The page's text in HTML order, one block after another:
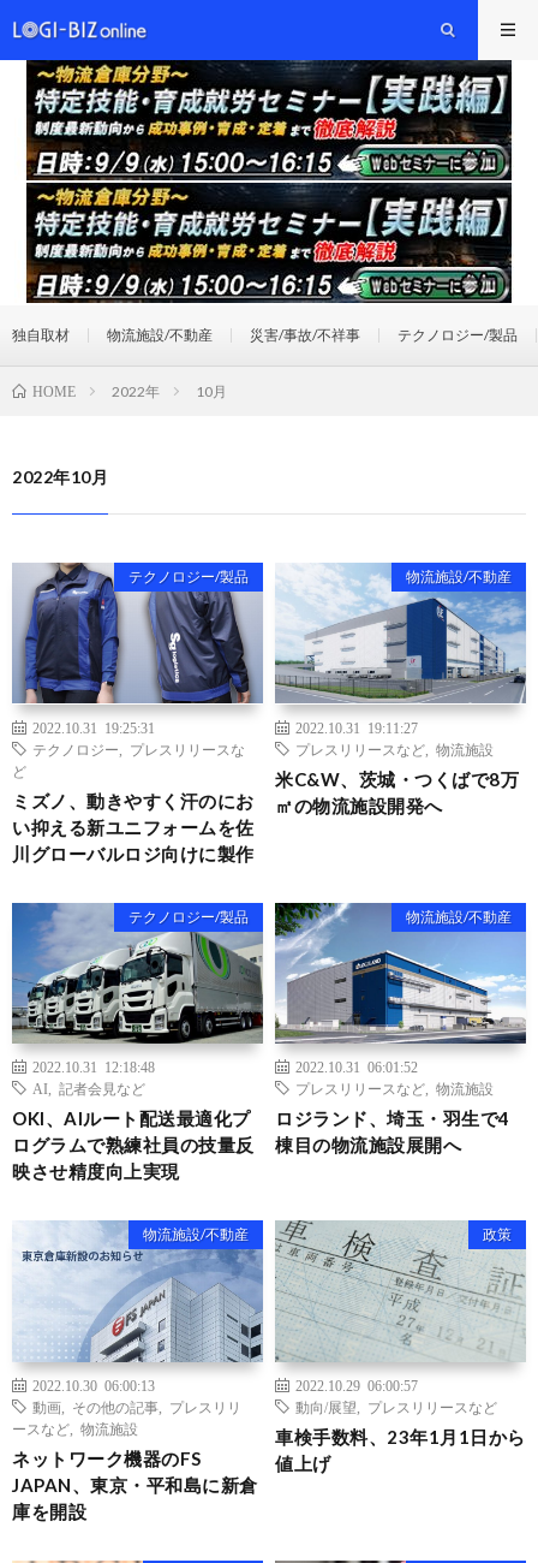
独自取材 物流施設/不動産 災害/事故/不祥事 テクノロジー/製品
HOME 2022年 10月
2022年10月
テクノロジー/製品
2022.10.31 19:25:31
テクノロジー
プレスリリースな
ど
ミズノ、動きやすく汗のにお
い抑える新ユニフォームを佐
川グローバルロジ向けに製作
物流施設/不動産
2022.10.31 19:11:27
プレスリリースなど
物流施設
米C&W、茨城・つくばで8万
㎡の物流施設開発へ
テクノロジー/製品
2022.10.31 12:18:48
AI
記者会見など
OKI、AIルート配送最適化プ
ログラムで熟練社員の技量反
映させ精度向上実現
物流施設/不動産
2022.10.31 06:01:52
プレスリリースなど
物流施設
ロジランド、埼玉・羽生で4
棟目の物流施設展開へ
物流施設/不動産
2022.10.30 06:00:13
動画
その他の記事
プレスリリ
ースなど
物流施設
ネットワーク機器のFS
JAPAN、東京・平和島に新倉
庫を開設
政策
2022.10.29 06:00:57
動向/展望
プレスリリースなど
車検手数料、23年1月1日から
値上げ